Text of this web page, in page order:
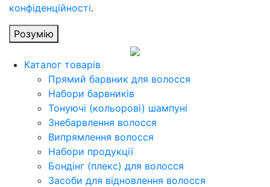
конфіденційності.
Розумію
Каталог товарів
Прямий барвник для волосся
Набори барвників
Тонуючі (кольорові) шампуні
Знебарвлення волосся
Випрямлення волосся
Набори продукції
Бондінг (плекс) для волосся
Засоби для відновлення волосся